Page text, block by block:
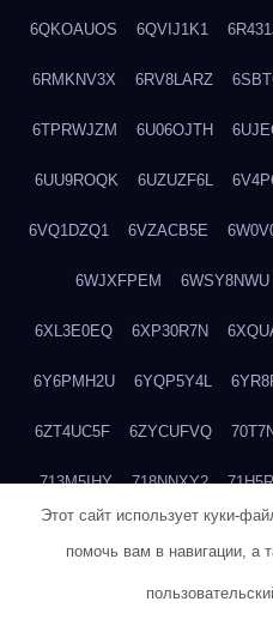
6QKOAUOS 6QVIJ1K1
6RMKNV3X 6RV8LARZ
6TPRWJZM 6U06OJTH
6UU9ROQK 6UZUZF6L
6VQ1DZQ1 6VZACB5E
6WJXFPEM 6WSY8NWU
6XL3E0EQ 6XP30R7N
6Y6PMH2U 6YQP5Y4L
6ZT4UC5F 6ZYCUFVQ
713M5IHY 718NNXY2
Этот сайт использует куки-
помочь вам в навигации, а